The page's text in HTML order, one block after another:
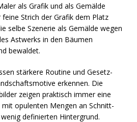
als Grafik und als Gemälde
Strich der Grafik dem Platz
selbe Szenerie als Gemälde wegen
Astwerks in den Bäu­men
bewaldet.
stärkere Routine und Gesetz­
erkennen. Die
zeigen praktisch immer eine
mit opulenten Mengen an Schnitt­
definierten Hintergrund.